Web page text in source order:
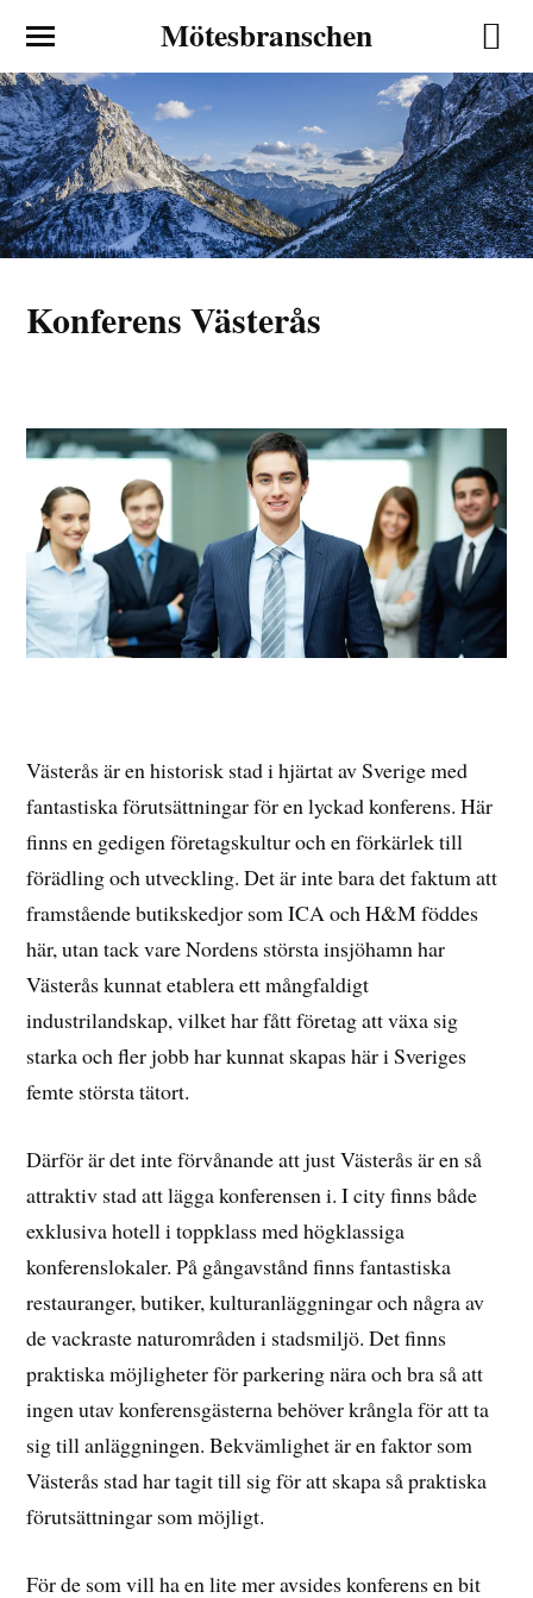
Mötesbranschen
Konferens Västerås
Västerås är en historisk stad i hjärtat av Sverige med
fantastiska förutsättningar för en lyckad konferens. Här
finns en gedigen företagskultur och en förkärlek till
förädling och utveckling. Det är inte bara det faktum att
framstående butikskedjor som ICA och H&M föddes
här, utan tack vare Nordens största insjöhamn har
Västerås kunnat etablera ett mångfaldigt
industrilandskap, vilket har fått företag att växa sig
starka och fler jobb har kunnat skapas här i Sveriges
femte största tätort.
Därför är det inte förvånande att just Västerås är en så
attraktiv stad att lägga konferensen i. I city finns både
exklusiva hotell i toppklass med högklassiga
konferenslokaler. På gångavstånd finns fantastiska
restauranger, butiker, kulturanläggningar och några av
de vackraste naturområden i stadsmiljö. Det finns
praktiska möjligheter för parkering nära och bra så att
ingen utav konferensgästerna behöver krångla för att ta
sig till anläggningen. Bekvämlighet är en faktor som
Västerås stad har tagit till sig för att skapa så praktiska
förutsättningar som möjligt.
För de som vill ha en lite mer avsides konferens en bit